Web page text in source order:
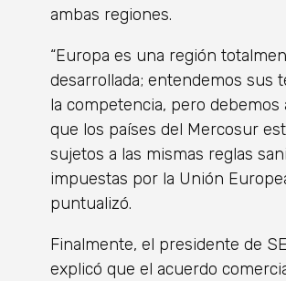
ambas regiones.
“Europa es una región
desarrollada; entendemos sus
la competencia, pero debemos
que los países del Mercosur
sujetos a las mismas reglas
impuestas por la Unión
puntualizó.
Finalmente, el presidente de
explicó que el acuerdo